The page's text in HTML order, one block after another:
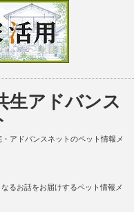
生アドバンス
アドバンスネットのペット情報メ
るお話をお届けするペット情報メ